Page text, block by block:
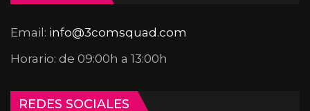
Email: info@3comsquad.com
Horario: de 09:00h a 13:00h
REDES SOCIALES